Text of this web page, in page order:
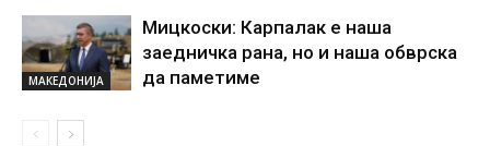
МАКЕДОНИЈА
Мицкоски: Карпалак е наша
заедничка рана, но и наша обврска
да паметиме